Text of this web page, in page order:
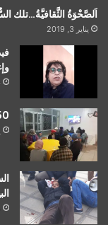
اَلصَّحْوَةُ الثَّقافيَّةُ…تلك
يناير 3, 2019
50 مُشرّدًا يَسْتَفيدُون من